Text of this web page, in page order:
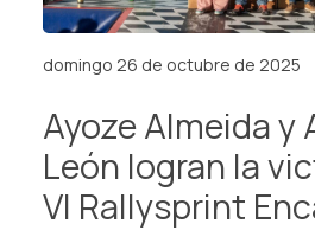
domingo 26 de octubre de 2025
Ayoze Almeida y
León logran la
VI Rallysprint